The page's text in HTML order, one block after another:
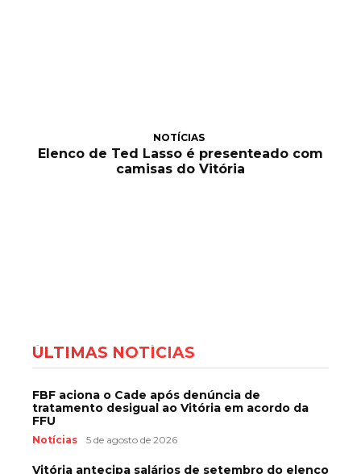
NOTÍCIAS
Elenco de Ted Lasso é presenteado com
camisas do Vitória
ÚLTIMAS NOTÍCIAS
FBF aciona o Cade após denúncia de
tratamento desigual ao Vitória em acordo da
FFU
Notícias 5 de agosto de 2026
Vitória antecipa salários de setembro do elenco